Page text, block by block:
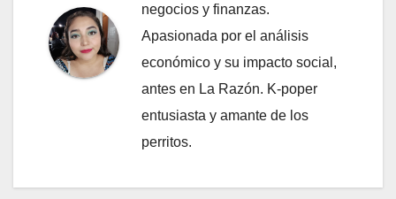
negocios y finanzas.
Apasionada por el análisis
económico y su impacto social,
antes en La Razón. K-poper
entusiasta y amante de los
perritos.